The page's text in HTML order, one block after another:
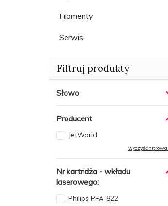
Filamenty
Serwis
Filtruj produkty
Słowo
Producent
JetWorld
wyczyść
Nr kartridża - wkładu
laserowego:
Philips PFA-822